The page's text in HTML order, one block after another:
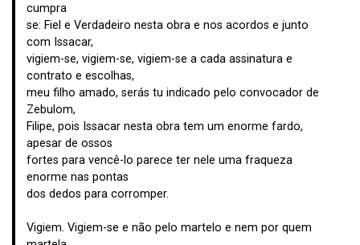
cumpra
se: Fiel e Verdadeiro nesta obra e nos acordos e junto
com Issacar,
vigiem-se, vigiem-se, vigiem-se a cada assinatura e
contrato e escolhas,
meu filho amado, serás tu indicado pelo convocador de
Zebulom,
Filipe, pois Issacar nesta obra tem um enorme fardo,
apesar de ossos
fortes para vencê-lo parece ter nele uma fraqueza
enorme nas pontas
dos dedos para corromper.
Vigiem. Vigiem-se e não pelo martelo e nem por quem